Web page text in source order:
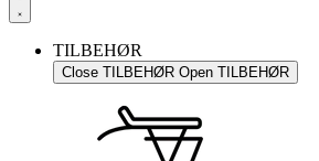
TILBEHØR
Close TILBEHØR Open TILBEHØR